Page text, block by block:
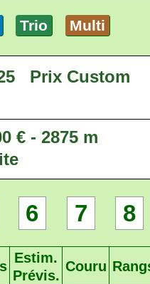
Trio Multi
Prix Custom
€ - 2875 m
6 7 8
Estim.
Prévis.
Couru